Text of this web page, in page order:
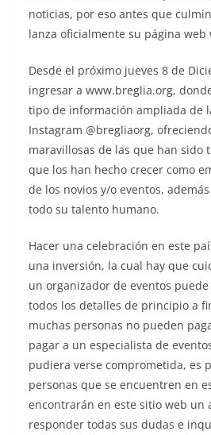
noticias, por eso antes que
lanza oficialmente su página web
Desde el próximo jueves 8 de
ingresar a www.breglia.org,
tipo de información ampliada de
Instagram @bregliaorg,
maravillosas de las que han sido
que los han hecho crecer como
de los novios y/o eventos,
todo su talento humano.
Hacer una celebración en este
una inversión, la cual hay que
un organizador de eventos
todos los detalles de principio a
muchas personas no pueden
pagar a un especialista de
pudiera verse comprometida, es
personas que se encuentren en
encontrarán en este sitio web un
responder todas sus dudas e